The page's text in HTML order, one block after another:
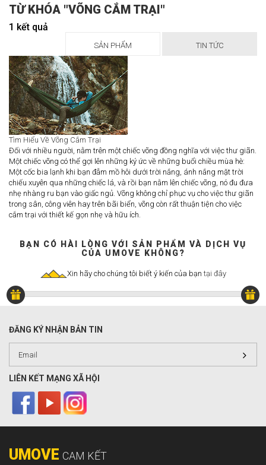
TỪ KHÓA "VÕNG CẮM TRẠI"
1 kết quả
SẢN PHẨM TIN TỨC
Tìm Hiểu Về Võng Cắm Trại
Đối với nhiều người, nằm trên một chiếc võng đồng nghĩa với việc thư giãn.
Một chiếc võng có thể gợi lên những ký ức về những buổi chiều mùa hè:
Một cốc bia lạnh khi bạn đẫm mồ hôi dưới trời nắng, ánh nắng mặt trời
chiếu xuyên qua những chiếc lá, và rồi bạn nằm lên chiếc võng, nó đu đưa
nhẹ nhàng ru bạn vào giấc ngủ. Võng không chỉ phục vụ cho việc thư giãn
trong sân, công viên hay trên bãi biển, võng còn rất thuận tiện cho việc
cắm trại với thiết kế gọn nhẹ và hữu ích.
BẠN CÓ HÀI LÒNG VỚI SẢN PHẨM VÀ DỊCH VỤ
CỦA UMOVE KHÔNG?
Xin hãy cho chúng tôi biết ý kiến của bạn tại đây
ĐĂNG KÝ NHẬN BẢN TIN
LIÊN KẾT MẠNG XÃ HỘI
UMOVE CAM KẾT